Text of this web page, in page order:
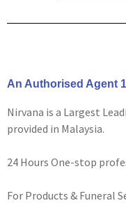
An Authorised Agent
Nirvana is a Largest
provided in Malaysia.
24 Hours One-stop
For Products & Funeral